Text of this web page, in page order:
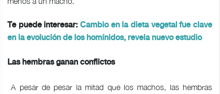
Te puede interesar: Cambio en la dieta vegetal fue clave
en la evolución de los homínidos, revela nuevo estudio
Las hembras ganan conflictos
A pesar de pesar la mitad que los machos, las hembras